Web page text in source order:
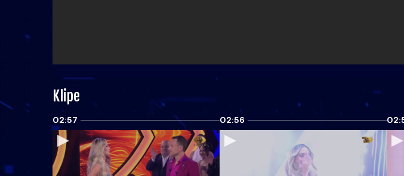
Klipe
02:57 02:56